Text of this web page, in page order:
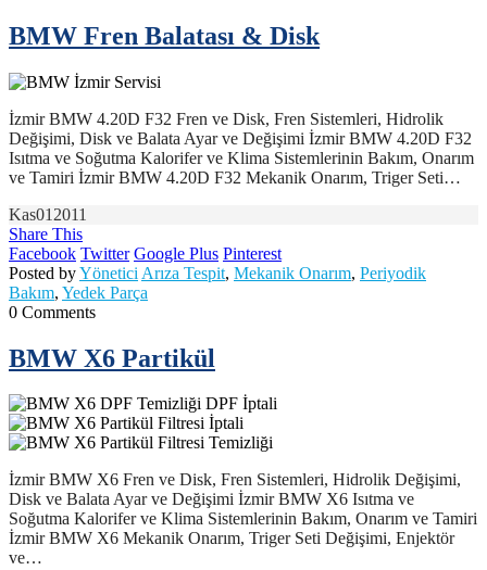
BMW Fren Balatası & Disk
İzmir BMW 4.20D F32 Fren ve Disk, Fren Sistemleri, Hidrolik
Değişimi, Disk ve Balata Ayar ve Değişimi İzmir BMW 4.20D F32
Isıtma ve Soğutma Kalorifer ve Klima Sistemlerinin Bakım, Onarım
ve Tamiri İzmir BMW 4.20D F32 Mekanik Onarım, Triger Seti…
Kas01 2011
Share This
Facebook Twitter Google Plus Pinterest
Posted byYönetici Arıza Tespit, Mekanik Onarım, Periyodik
Bakım, Yedek Parça
0 Comments
BMW X6 Partikül
İzmir BMW X6 Fren ve Disk, Fren Sistemleri, Hidrolik Değişimi,
Disk ve Balata Ayar ve Değişimi İzmir BMW X6 Isıtma ve
Soğutma Kalorifer ve Klima Sistemlerinin Bakım, Onarım ve Tamiri
İzmir BMW X6 Mekanik Onarım, Triger Seti Değişimi, Enjektör
ve…